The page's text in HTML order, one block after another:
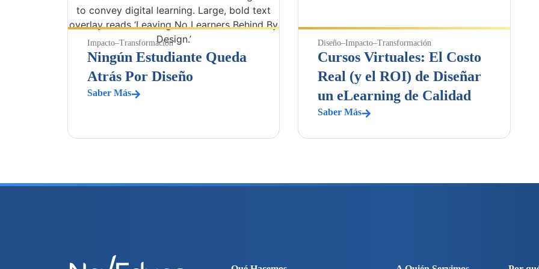
Impacto–Transformación
Ningún Estudiante Queda
Atrás Por Diseño
Saber Más
Diseño–Impacto–Transformación
Cursos Virtuales: El Costo
Real (y el ROI) de Diseñar
un eLearning de Calidad
Saber Más